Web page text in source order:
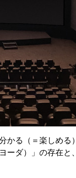
かる（＝楽しめる
ダ）」の存在と